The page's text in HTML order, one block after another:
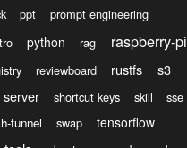
ppt
prompt engineering
python rag raspberry-pi
reviewboard rustfs s3
server shortcut keys skill
sse
tunnel swap tensorflow